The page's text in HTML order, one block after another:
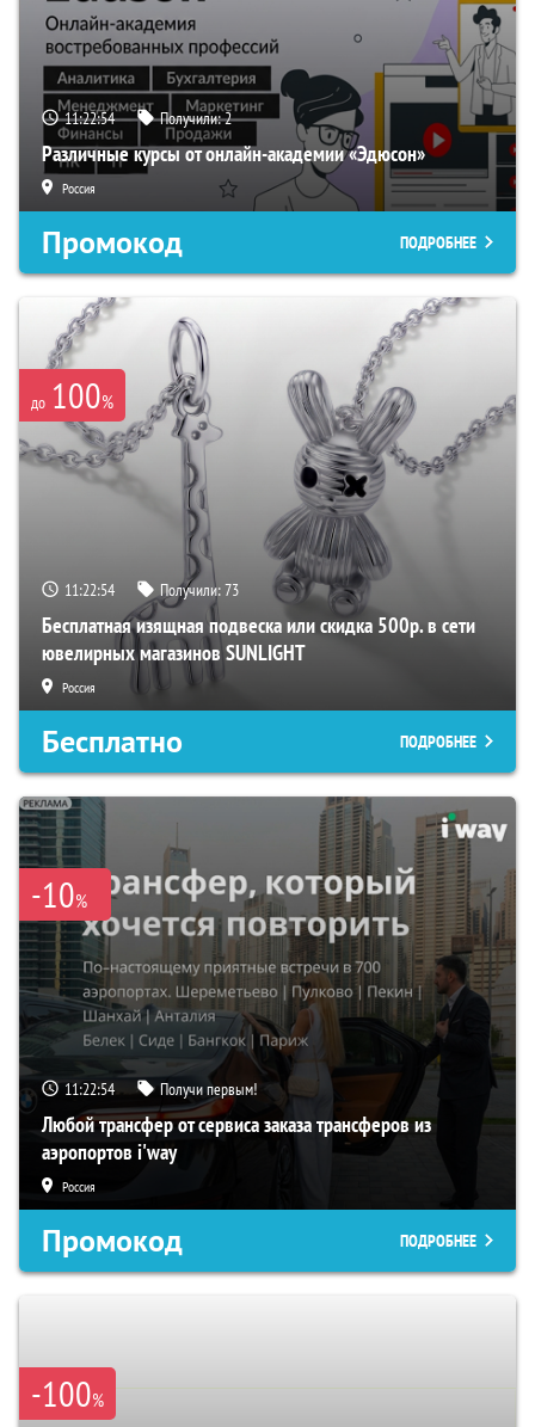
11:22:53 Получили:2
Различные курсы от онлайн-академии «Эдюсон»
Россия
Промокод ПОДРОБНЕЕ
до 100%
11:22:53 Получили:73
Бесплатная изящная подвеска или скидка 500р. в сети
ювелирных магазинов SUNLIGHT
Россия
Бесплатно ПОДРОБНЕЕ
-10%
11:22:53 Получи первым!
Любой трансфер от сервиса заказа трансферов из
аэропортов i'way
Россия
Промокод ПОДРОБНЕЕ
-100%